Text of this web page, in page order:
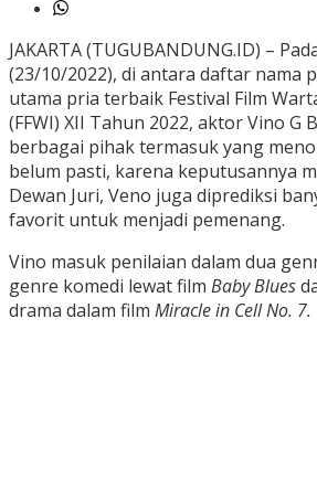
JAKARTA (TUGUBANDUNG.ID) –
(23/10/2022), di antara daftar nama
utama pria terbaik Festival Film
(FFWI) XII Tahun 2022, aktor Vino G
berbagai pihak termasuk yang
belum pasti, karena keputusannya
Dewan Juri, Veno juga diprediksi
favorit untuk menjadi pemenang.
Vino masuk penilaian dalam dua
genre komedi lewat film Baby Blues
drama dalam film Miracle in Cell No. 7.